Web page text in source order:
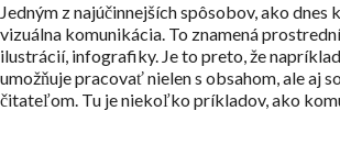
Jedným z najúčinnejších spôsobov, ako dnes
vizuálna komunikácia. To znamená
ilustrácií, infografiky. Je to preto, že
umožňuje pracovať nielen s obsahom, ale aj
čitateľom. Tu je niekoľko príkladov, ako